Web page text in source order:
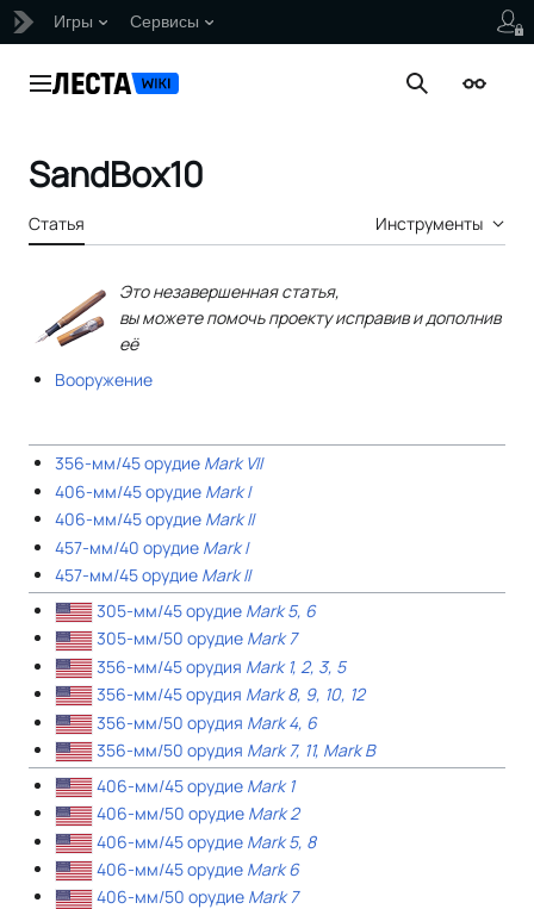
Игры Сервисы
Главное меню Поиск
SandBox10
Статья Инструменты
Это незавершенная статья,
вы можете помочь проекту исправив и дополнив
её
Вооружение
356-мм/45 орудие Mark VII
406-мм/45 орудие Mark I
406-мм/45 орудие Mark II
457-мм/40 орудие Mark I
457-мм/45 орудие Mark II
305-мм/45 орудие Mark 5, 6
305-мм/50 орудие Mark 7
356-мм/45 орудия Mark 1, 2, 3, 5
356-мм/45 орудия Mark 8, 9, 10, 12
356-мм/50 орудия Mark 4, 6
356-мм/50 орудия Mark 7, 11, Mark B
406-мм/45 орудие Mark 1
406-мм/50 орудие Mark 2
406-мм/45 орудие Mark 5, 8
406-мм/45 орудие Mark 6
406-мм/50 орудие Mark 7